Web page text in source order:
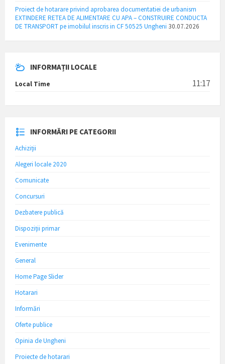
Proiect de hotarare privind aprobarea documentatiei de urbanism
EXTINDERE RETEA DE ALIMENTARE CU APA – CONSTRUIRE CONDUCTA
DE TRANSPORT pe imobilul inscris in CF 50525 Ungheni 30.07.2026
INFORMAȚII LOCALE
Local Time 11:17
INFORMĂRI PE CATEGORII
Achiziții
Alegeri locale 2020
Comunicate
Concursuri
Dezbatere publică
Dispoziții primar
Evenimente
General
Home Page Slider
Hotarari
Informări
Oferte publice
Opinia de Ungheni
Proiecte de hotarari